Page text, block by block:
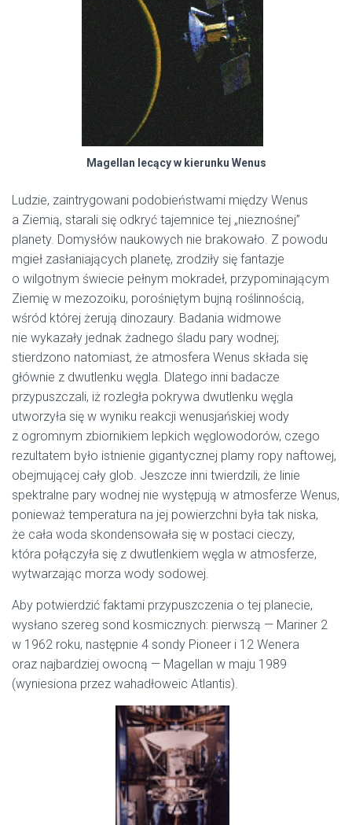
Magellan lecący w kierunku Wenus
Ludzie, zaintrygowani podobieństwami między Wenus
a Ziemią, starali się odkryć tajemnice tej „nieznośnej”
planety. Domysłów naukowych nie brakowało. Z powodu
mgieł zasłaniających planetę, zrodziły się fantazje
o wilgotnym świecie pełnym mokradeł, przypominającym
Ziemię w mezozoiku, porośniętym bujną roślinnością,
wśród której żerują dinozaury. Badania widmowe
nie wykazały jednak żadnego śladu pary wodnej;
stierdzono natomiast, że atmosfera Wenus składa się
głównie z dwutlenku węgla. Dlatego inni badacze
przypuszczali, iż rozległa pokrywa dwutlenku węgla
utworzyła się w wyniku reakcji wenusjańskiej wody
z ogromnym zbiornikiem lepkich węglowodorów, czego
rezultatem było istnienie gigantycznej plamy ropy naftowej,
obejmującej cały glob. Jeszcze inni twierdzili, że linie
spektralne pary wodnej nie występują w atmosferze Wenus,
ponieważ temperatura na jej powierzchni była tak niska,
że cała woda skondensowała się w postaci cieczy,
która połączyła się z dwutlenkiem węgla w atmosferze,
wytwarzając morza wody sodowej.
Aby potwierdzić faktami przypuszczenia o tej planecie,
wysłano szereg sond kosmicznych: pierwszą — Mariner 2
w 1962 roku, następnie 4 sondy Pioneer i 12 Wenera
oraz najbardziej owocną — Magellan w maju 1989
(wyniesiona przez wahadłoweic Atlantis).